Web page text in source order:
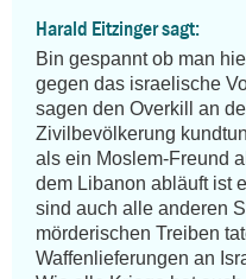
Harald Eitzinger sagt:
Bin gespannt ob man
gegen das israelische
sagen den Overkill an
Zivilbevölkerung
als ein Moslem-Freund
dem Libanon abläuft ist
sind auch alle anderen
mörderischen Treiben
Waffenlieferungen an